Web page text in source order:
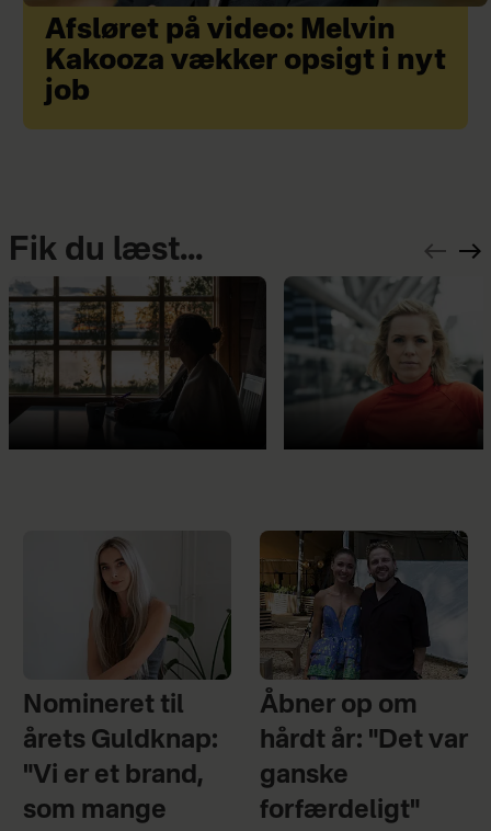
Afsløret på video: Melvin
Kakooza vækker opsigt i nyt
job
Fik du læst...
Nomineret til
årets Guldknap:
"Vi er et brand,
som mange
Åbner op om
hårdt år: "Det var
ganske
forfærdeligt"